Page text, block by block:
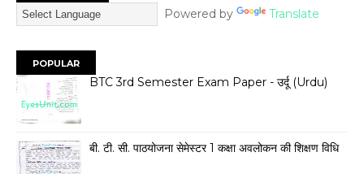
Powered by Translate
POPULAR
BTC 3rd Semester Exam Paper - उर्दू (Urdu)
बी. टी. सी. पाठयोजना सेमेस्टर 1 कक्षा अवलोकन की शिक्षण विधि